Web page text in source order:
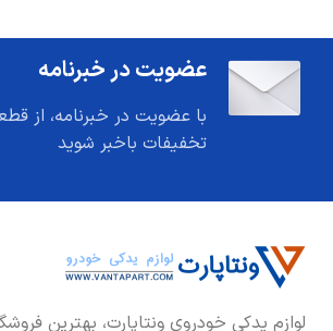
عضویت در خبرنامه
با عضویت در خبرنامه، از
تخفیفات باخبر شوید
لوازم یدکی خودروی ونتاپارت، بهترین